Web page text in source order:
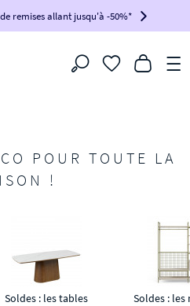
commande !
BIKINI100
en bas de page-
remises allant jusqu'à -50%*
Filtrer
POUR TOUTE LA
!
Soldes : les tables
Soldes :